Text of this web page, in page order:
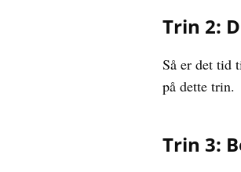
Trin 2:
Så er det tid
på dette trin.
Trin 3: